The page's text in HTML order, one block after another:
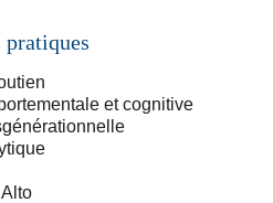
et cognitive
pratiques